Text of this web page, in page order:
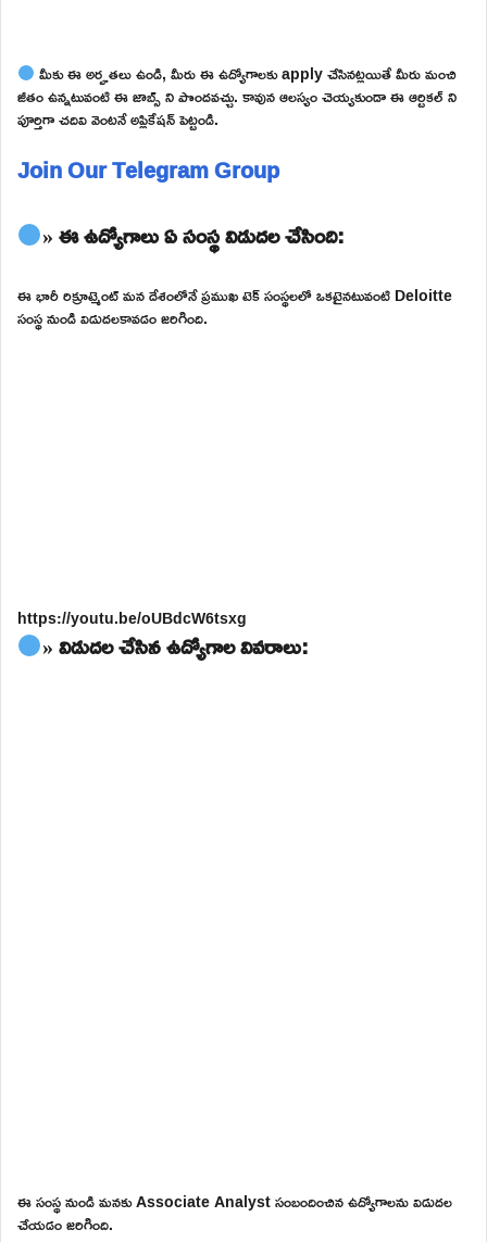
మీకు ఈ అర్హతలు ఉండి, మీరు ఈ ఉద్యోగాలకు apply చేసినట్లయితే మీరు మంచి
జీతం ఉన్నటువంటి ఈ జాబ్స్ ని పొందవచ్చు. కావున ఆలస్యం చెయ్యకుండా ఈ ఆర్టికల్ ని
పూర్తిగా చదివి వెంటనే అప్లికేషన్ పెట్టండి.
Join Our Telegram Group
» ఈ ఉద్యోగాలు ఏ సంస్థ విడుదల చేసింది:
ఈ భారీ రిక్రూట్మెంట్ మన దేశంలోనే ప్రముఖ టెక్ సంస్థలలో ఒకటైనటువంటి Deloitte
సంస్థ నుండి విడుదలకావడం జరిగింది.
https://youtu.be/oUBdcW6tsxg
» విడుదల చేసిన ఉద్యోగాల వివరాలు:
ఈ సంస్థ నుండి మనకు Associate Analyst సంబందించిన ఉద్యోగాలను విడుదల
చేయడం జరిగింది.